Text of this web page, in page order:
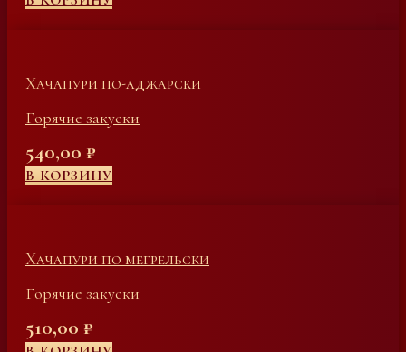
Хачапури по-аджарски
Горячие закуски
540,00 ₽
В КОРЗИНУ
Хачапури по мегрельски
Горячие закуски
510,00 ₽